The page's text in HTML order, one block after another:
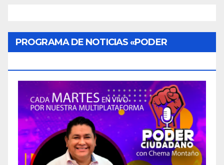
PROGRAMA DE NOTICIAS «PODER